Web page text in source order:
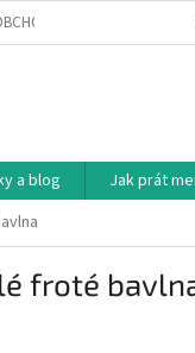
PODMÍNKY
a blog Jak prát
froté